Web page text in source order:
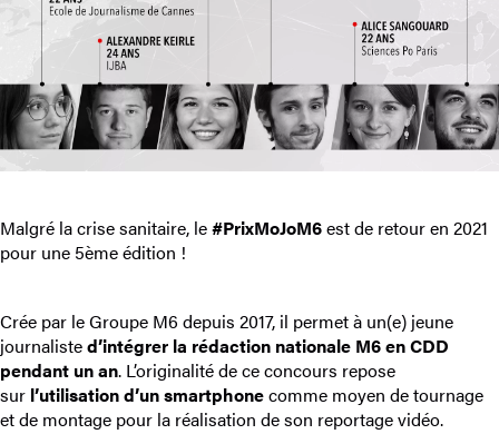
Malgré la crise sanitaire, le#PrixMoJoM6est de retour en 2021
pour une 5ème édition !
Crée par le Groupe M6 depuis 2017, il permet à un(e) jeune
journalisted’intégrer la rédaction nationale M6 en CDD
pendant un an. L’originalité de ce concours repose
sur l’utilisation d’un smartphonecomme moyen de tournage
et de montage pour la réalisation de son reportage vidéo.